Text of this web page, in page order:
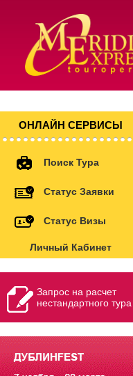
ОНЛАЙН СЕРВИСЫ
Поиск Тура
Статус Заявки
Статус Визы
Личный Кабинет
Запрос на расчет
нестандартного тура